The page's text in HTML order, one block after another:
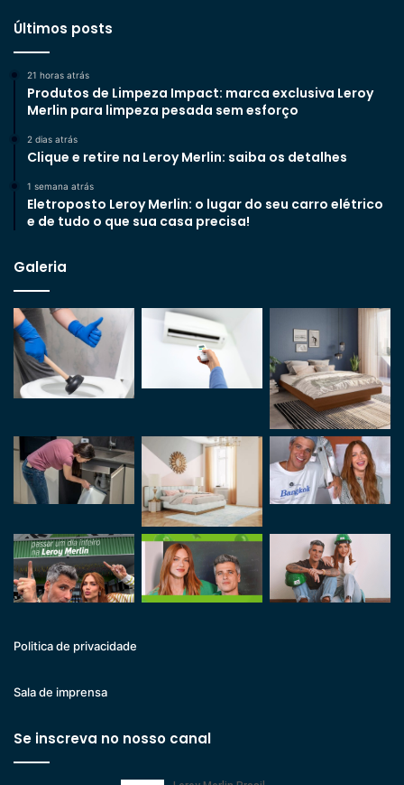
Últimos posts
21 horas atrás
Produtos de Limpeza Impact: marca exclusiva Leroy
Merlin para limpeza pesada sem esforço
2 dias atrás
Clique e retire na Leroy Merlin: saiba os detalhes
1 semana atrás
Eletroposto Leroy Merlin: o lugar do seu carro elétrico
e de tudo o que sua casa precisa!
Galeria
Politica de privacidade
Sala de imprensa
Se inscreva no nosso canal